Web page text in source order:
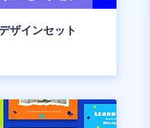
ザインセット